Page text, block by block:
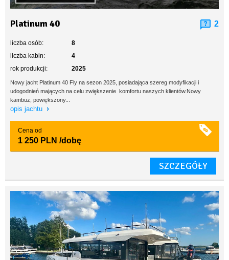
Platinum 40 2
liczba osób:
8
liczba kabin:
4
rok produkcji:
2025
Nowy jacht Platinum 40 Fly na sezon 2025, posiadająca szereg modyfikacji i
udogodnień mających na celu zwiększenie komfortu naszych klientów.Nowy
kambuz, powiększony...
opis jachtu
Cena od
1 250 PLN /dobę
SZCZEGÓŁY